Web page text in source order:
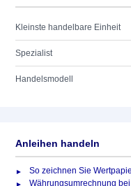
Kleinste handelbare Einheit
Spezialist
Handelsmodell
Anleihen handeln
So zeichnen Sie
Währungsumrechnung